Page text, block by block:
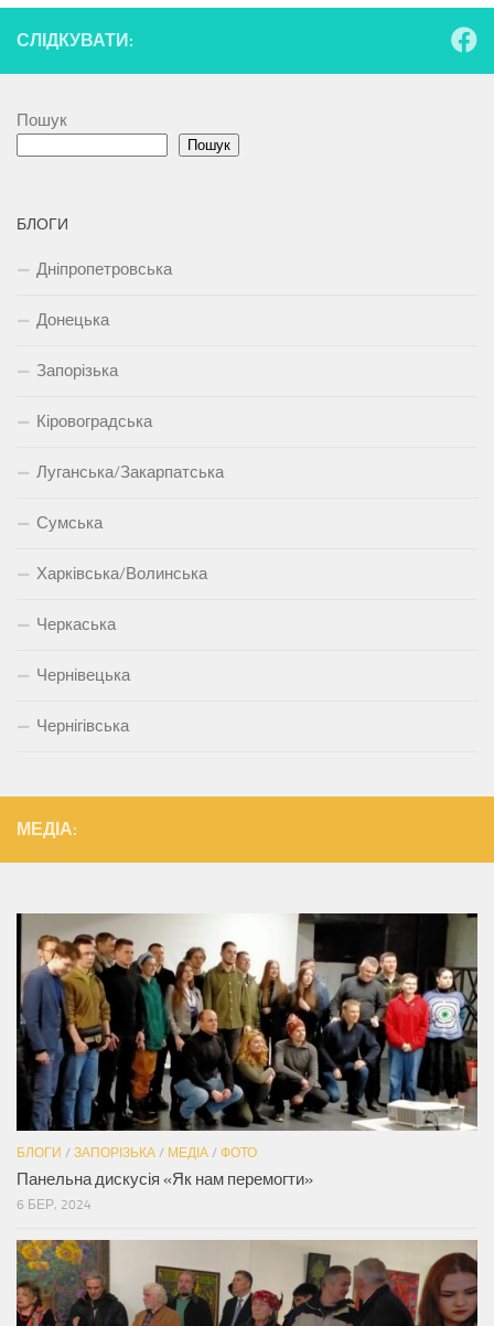
СЛІДКУВАТИ:
Пошук
Пошук
БЛОГИ
Дніпропетровська
Донецька
Запорізька
Кіровоградська
Луганська/Закарпатська
Сумська
Харківська/Волинська
Черкаська
Чернівецька
Чернігівська
МЕДІА:
БЛОГИ / ЗАПОРІЗЬКА / МЕДІА / ФОТО
Панельна дискусія «Як нам перемогти»
6 БЕР, 2024